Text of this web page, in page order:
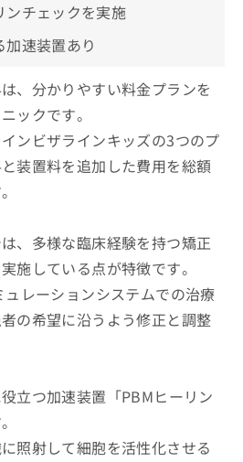
チェックを実施
速装置あり
、分かりやすい料金プランを
ックです。
ンビザラインキッズの3つのプ
装置料を追加した費用を総額
、多様な臨床経験を持つ矯正
施している点が特徴です。
レーションシステムでの治療
の希望に沿うよう修正と調整
立つ加速装置「PBMヒーリン
照射して細胞を活性化させる